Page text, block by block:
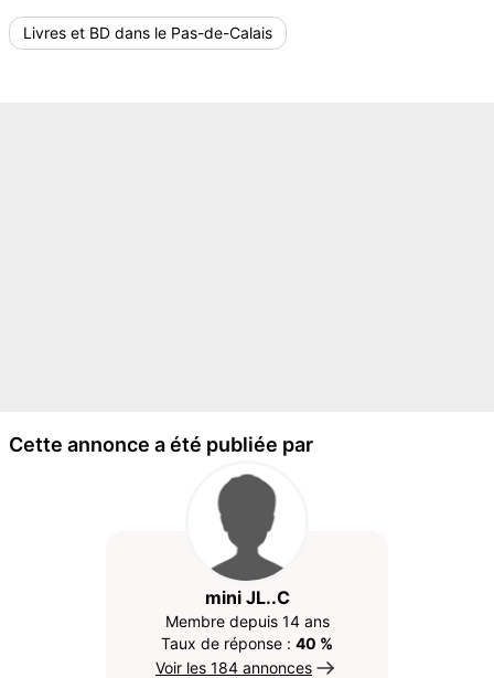
Livres et BD dans le Pas-de-Calais
Cette annonce a été publiée par
mini JL..C
Membre depuis 14 ans
Taux de réponse : 40 %
Voir les 184 annonces